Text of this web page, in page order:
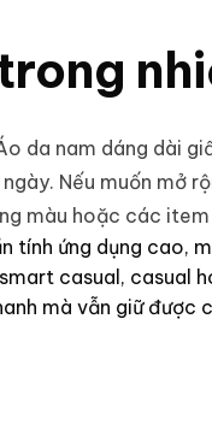
da nam dáng dài
Nếu muốn mở
màu hoặc các
tính ứng dụng cao,
casual, casual
mà vẫn giữ được